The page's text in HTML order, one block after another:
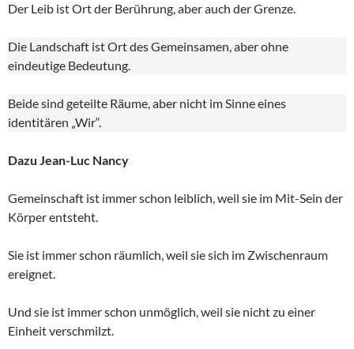
Der Leib ist Ort der Berührung, aber auch der Grenze.
Die Landschaft ist Ort des Gemeinsamen, aber ohne
eindeutige Bedeutung.
Beide sind geteilte Räume, aber nicht im Sinne eines
identitären „Wir“.
Dazu Jean-Luc Nancy
Gemeinschaft ist immer schon leiblich, weil sie im Mit-Sein der
Körper entsteht.
Sie ist immer schon räumlich, weil sie sich im Zwischenraum
ereignet.
Und sie ist immer schon unmöglich, weil sie nicht zu einer
Einheit verschmilzt.